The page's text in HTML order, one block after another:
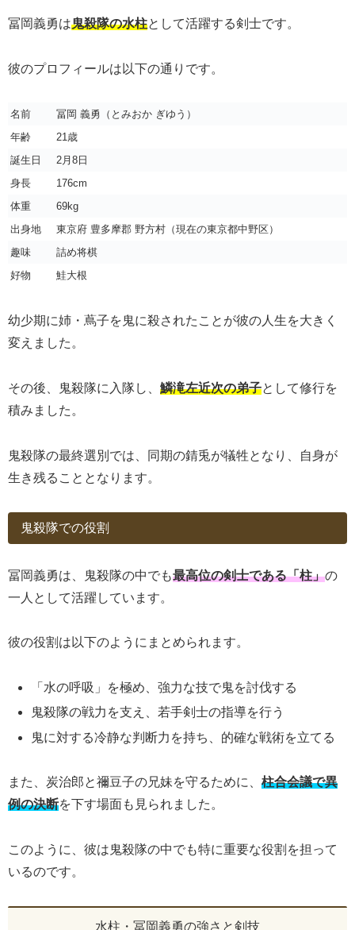
冨岡義勇は鬼殺隊の水柱として活躍する剣士です。
彼のプロフィールは以下の通りです。
名前
冨岡 義勇（とみおか ぎゆう）
年齢
21歳
誕生日
2月8日
身長
176cm
体重
69kg
出身地
東京府 豊多摩郡 野方村（現在の東京都中野区）
趣味
詰め将棋
好物
鮭大根
幼少期に姉・蔦子を鬼に殺されたことが彼の人生を大きく
変えました。
その後、鬼殺隊に入隊し、 鱗滝左近次の弟子として修行を
積みました。
鬼殺隊の最終選別では、同期の錆兎が犠牲となり、自身が
生き残ることとなります。
鬼殺隊での役割
冨岡義勇は、鬼殺隊の中でも最高位の剣士である「柱」の
一人として活躍しています。
彼の役割は以下のようにまとめられます。
「水の呼吸」を極め、強力な技で鬼を討伐する
鬼殺隊の戦力を支え、若手剣士の指導を行う
鬼に対する冷静な判断力を持ち、的確な戦術を立てる
また、炭治郎と禰豆子の兄妹を守るために、 柱合会議で異
例の決断を下す場面も見られました。
このように、彼は鬼殺隊の中でも特に重要な役割を担って
いるのです。
水柱・冨岡義勇の強さと剣技